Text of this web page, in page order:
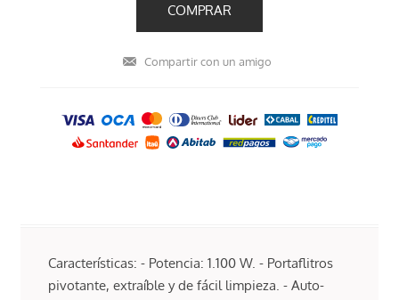
Características: - Potencia: 1.100 W. - Portaflitros
pivotante, extraíble y de fácil limpieza. - Auto-